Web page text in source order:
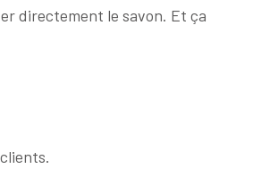
directement le savon. Et ça